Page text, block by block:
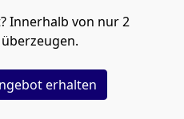
Innerhalb von nur 2
erhalten